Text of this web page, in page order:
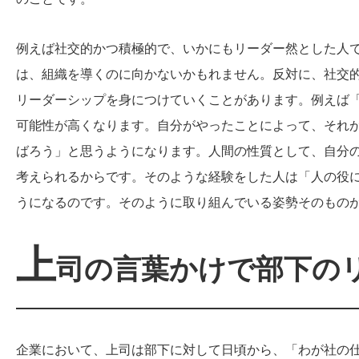
例えば社交的かつ積極的で、いかにもリーダー然とした
は、組織を導くのに向かないかもれません。反対に、社
リーダーシップを身につけていくことがあります。例え
可能性が高くなります。自分がやったことによって、そ
ばろう」と思うようになります。人間の性質として、自
考えられるからです。そのような経験をした人は「人の
うになるのです。そのように取り組んでいる姿勢そのも
上司の言葉かけで部下の
企業において、上司は部下に対して日頃から、「わが社